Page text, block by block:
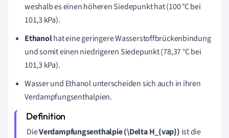
weshalb es einen höheren Siedepunkt hat (100 °C bei
101,3 kPa).
Ethanolhat eine geringere Wasserstoffbrückenbindung
und somit einen niedrigeren Siedepunkt (78,37 °C bei
101,3 kPa).
Wasser und Ethanol unterscheiden sich auch in ihren
Verdampfungsenthalpien.
DieVerdampfungsenthalpie (\Delta H_{vap}) ist die